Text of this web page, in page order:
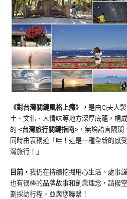
《對台灣關鍵風格上癮》 ， 是由CJ夫人
土、文化、人情味等地方深厚底蘊，構
的 <台灣旅行關鍵指南> ，無論語言隔
同時由衷稱道「哇！這是一種全新的感
灣旅行！」
目前， 我仍在持續挖掘用心生活、處事
也有很棒的品牌故事和創業理念，請撥
劃採訪行程，並與您聯繫！